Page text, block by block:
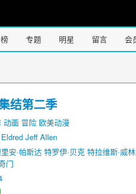
专题 明星 留言 会
结第二季
动画 冒险 欧美动漫
Eldred Jeff Allen
安·帕斯达 特罗伊·贝克 特拉维斯·威
门